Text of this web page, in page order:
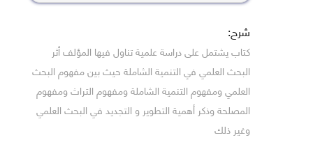
شرح:
كتاب يشتمل على دراسة علمية تناول فيها المؤلف أثر
البحث العلمي في التنمية الشاملة حيث بين مفهوم البحث
العلمي ومفهوم التنمية الشاملة ومفهوم التراث ومفهوم
المصلحة وذكر أهمية التطوير و التجديد في البحث العلمي
وغير ذلك